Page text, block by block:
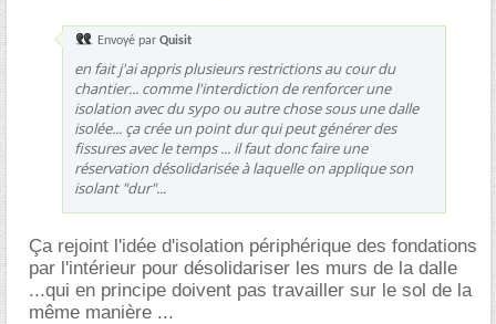
Envoyé par Quisit
en fait j'ai appris plusieurs restrictions au cour du
chantier... comme l'interdiction de renforcer une
isolation avec du sypo ou autre chose sous une dalle
isolée... ça crée un point dur qui peut générer des
fissures avec le temps ... il faut donc faire une
réservation désolidarisée à laquelle on applique son
isolant "dur"...
Ça rejoint l'idée d'isolation périphérique des fondations
par l'intérieur pour désolidariser les murs de la dalle
...qui en principe doivent pas travailler sur le sol de la
même manière ...